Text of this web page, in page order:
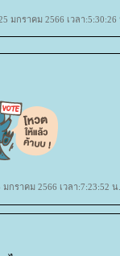
มกราคม 2566 เวลา:5:30:26
มกราคม 2566 เวลา:7:23:52 น.